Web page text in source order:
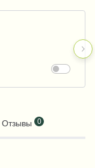
Отзывы 0